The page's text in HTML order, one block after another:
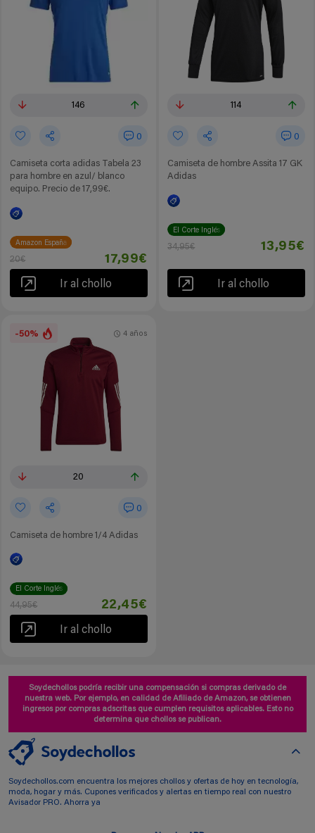
146
0
Camiseta corta adidas Tabela 23
para hombre en azul/ blanco
equipo. Precio de 17,99€.
Amazon España
20€ 17,99€
Ir al chollo
114
0
Camiseta de hombre Assita 17 GK
Adidas
El Corte Inglés
34,95€ 13,95€
Ir al chollo
-50%
20
0
Camiseta de hombre 1/4 Adidas
4 años
El Corte Inglés
44,95€ 22,45€
Ir al chollo
Soydechollos podría recibir una compensación si compras derivado de
nuestra web. Por ejemplo, en calidad de Afiliado de Amazon, se obtienen
ingresos por compras adscritas que cumplen requisitos aplicables. Esto no
determina que chollos se publican.
Soydechollos.com encuentra los mejores chollos y ofertas de hoy en tecnología,
moda, hogar y más. Cupones verificados y alertas en tiempo real con nuestro
Avisador PRO. Ahorra ya